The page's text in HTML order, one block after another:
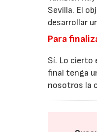
Sevilla. El
desarrollar
Para
Sí. Lo cierto
final tenga
nosotros la